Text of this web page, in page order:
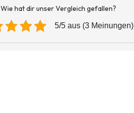
Wie hat dir unser Vergleich gefallen?
5/5 aus (3 Meinungen)